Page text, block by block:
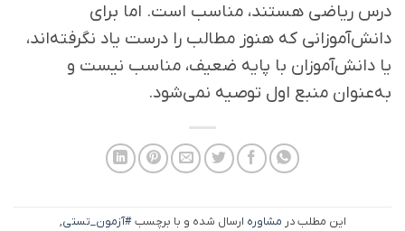
درس ریاضی هستند، مناسب است. اما برای
دانش‌آموزانی که هنوز مطالب را درست یاد نگرفته‌اند،
یا دانش‌آموزان با پایه ضعیف، مناسب نیست و
به‌عنوان منبع اول توصیه نمی‌شود.
این مطلب در مشاوره ارسال شده و با برچسب#آزمون_تستی,